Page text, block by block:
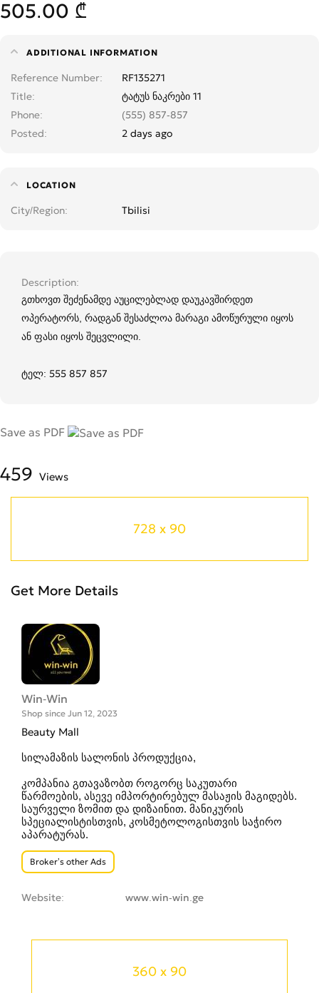
360 x 90
505.00 ₾
ADDITIONAL INFORMATION
Reference Number
RF135271
Title
ტატუს ნაკრები 11
Phone
(555) 857-857
Posted
2 days ago
LOCATION
City/Region Tbilisi
Description
გთხოვთ შეძენამდე აუცილებლად დაუკავშირდეთ
ოპერატორს, რადგან შესაძლოა მარაგი ამოწურული იყოს
ან ფასი იყოს შეცვლილი.
ტელ: 555 857 857
Save as PDF
459 Views
728 x 90
Get More Details
Win-Win
Shop since Jun 12, 2023
Beauty Mall
სილამაზის სალონის პროდუქცია,
კომპანია გთავაზობთ როგორც საკუთარი
წარმოების, ასევე იმპორტირებულ მასაჟის მაგიდებს.
საურველი ზომით და დიზაინით. მანიკურის
სპეციალისტისთვის, კოსმეტოლოგისთვის საჭირო
აპარატურას.
Broker’s other Ads
Website www.win-win.ge